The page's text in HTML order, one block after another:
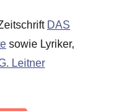
DAS
sowie Lyriker,
Leitner